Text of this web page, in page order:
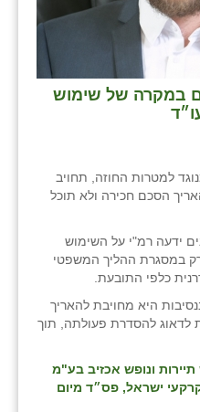
במקרה של שימוש
למטרות החוזה, תחויב
הסכם חכירה ולא תוכל
ידעה רמ"י על השימוש
במסגרת ההליך המשפטי
כלפי התובעת.
היא מחויבת להאריך
לדאוג להסדרת פעולתה, תוך
21960-06-18 מנש תיירות ונופש אכזיב בע"מ
ישראל, פס״ד מיום